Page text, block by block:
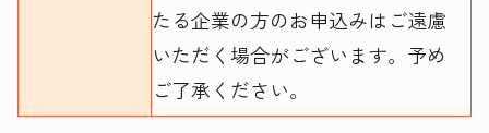
たる企業の方のお申込みはご遠慮
いただく場合がございます。予め
ご了承ください。